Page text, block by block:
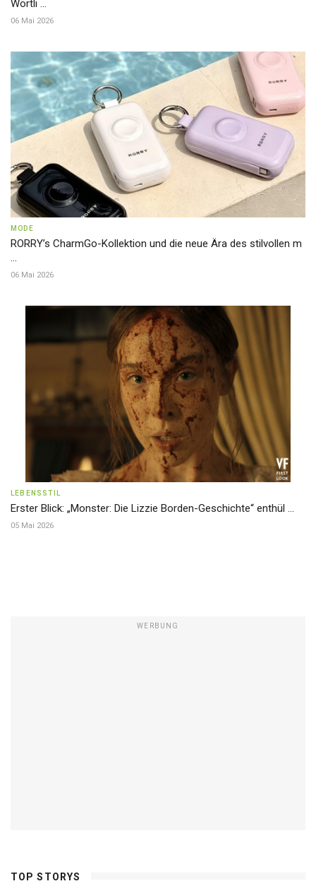
Wörtli ...
06 Mai 2026
MODE
RORRY’s CharmGo-Kollektion und die neue Ära des stilvollen m
...
06 Mai 2026
LEBENSSTIL
Erster Blick: „Monster: Die Lizzie Borden-Geschichte“ enthül ...
05 Mai 2026
WERBUNG
TOP STORYS